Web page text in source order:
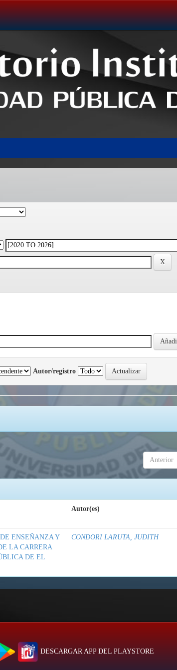
Autor/registro
Anterior
Autor(es)
ENSEÑANZA Y
LA CARRERA
DE EL
CONDORI LARUTA, JUDITH
DESCARGAR APP DEL PLAYSTORE